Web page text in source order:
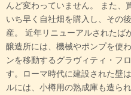
んど変わっていません。 また、
いち早く自社畑を購入し、その
産。 近年リニューアルされたば
醸造所には、機械やポンプを使
ンを移動するグラヴィティ・フ
す。ローマ時代に建設された壁
ルには、小樽用の熟成庫も造ら